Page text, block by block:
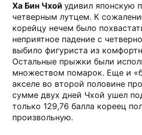
Ха Бин Чхой удивил японскую
четверным лутцем. К
корейцу нечем было
неприятное падение с
выбило фигуриста из
Остальные прыжки были
множеством помарок. Еще и
акселе во второй половине
сумме двух дней Чхой ушел
только 129,76 балла кореец
произвольную.